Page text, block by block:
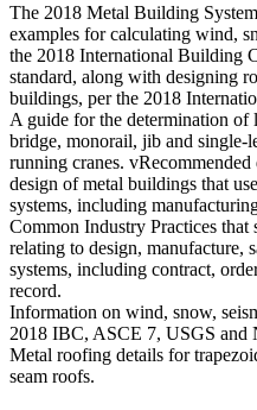
The 2018 Metal Building
examples for calculating wind,
the 2018 International Building
standard, along with designing
buildings, per the 2018
A guide for the determination
bridge, monorail, jib and single-
running cranes.
design of metal buildings that
systems, including
Common Industry Practices that
relating to design, manufacture,
systems, including contract,
record.
Information on wind, snow,
2018 IBC, ASCE 7, USGS and
Metal roofing details for
seam roofs.